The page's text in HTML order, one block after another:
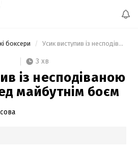
боксери Усик виступив із несподіваною заявою перед майбутнім боєм
3 хв
із несподіваною
майбутнім боєм